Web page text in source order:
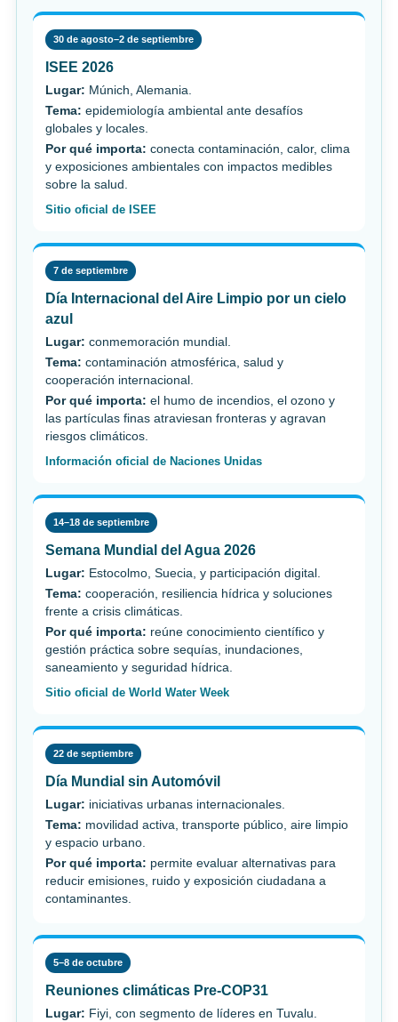
30 de agosto–2 de septiembre
ISEE 2026
Lugar: Múnich, Alemania.
Tema: epidemiología ambiental ante desafíos
globales y locales.
Por qué importa: conecta contaminación, calor, clima
y exposiciones ambientales con impactos medibles
sobre la salud.
Sitio oficial de ISEE
7 de septiembre
Día Internacional del Aire Limpio por un cielo
azul
Lugar: conmemoración mundial.
Tema: contaminación atmosférica, salud y
cooperación internacional.
Por qué importa: el humo de incendios, el ozono y
las partículas finas atraviesan fronteras y agravan
riesgos climáticos.
Información oficial de Naciones Unidas
14–18 de septiembre
Semana Mundial del Agua 2026
Lugar: Estocolmo, Suecia, y participación digital.
Tema: cooperación, resiliencia hídrica y soluciones
frente a crisis climáticas.
Por qué importa: reúne conocimiento científico y
gestión práctica sobre sequías, inundaciones,
saneamiento y seguridad hídrica.
Sitio oficial de World Water Week
22 de septiembre
Día Mundial sin Automóvil
Lugar: iniciativas urbanas internacionales.
Tema: movilidad activa, transporte público, aire limpio
y espacio urbano.
Por qué importa: permite evaluar alternativas para
reducir emisiones, ruido y exposición ciudadana a
contaminantes.
5–8 de octubre
Reuniones climáticas Pre-COP31
Lugar: Fiyi, con segmento de líderes en Tuvalu.